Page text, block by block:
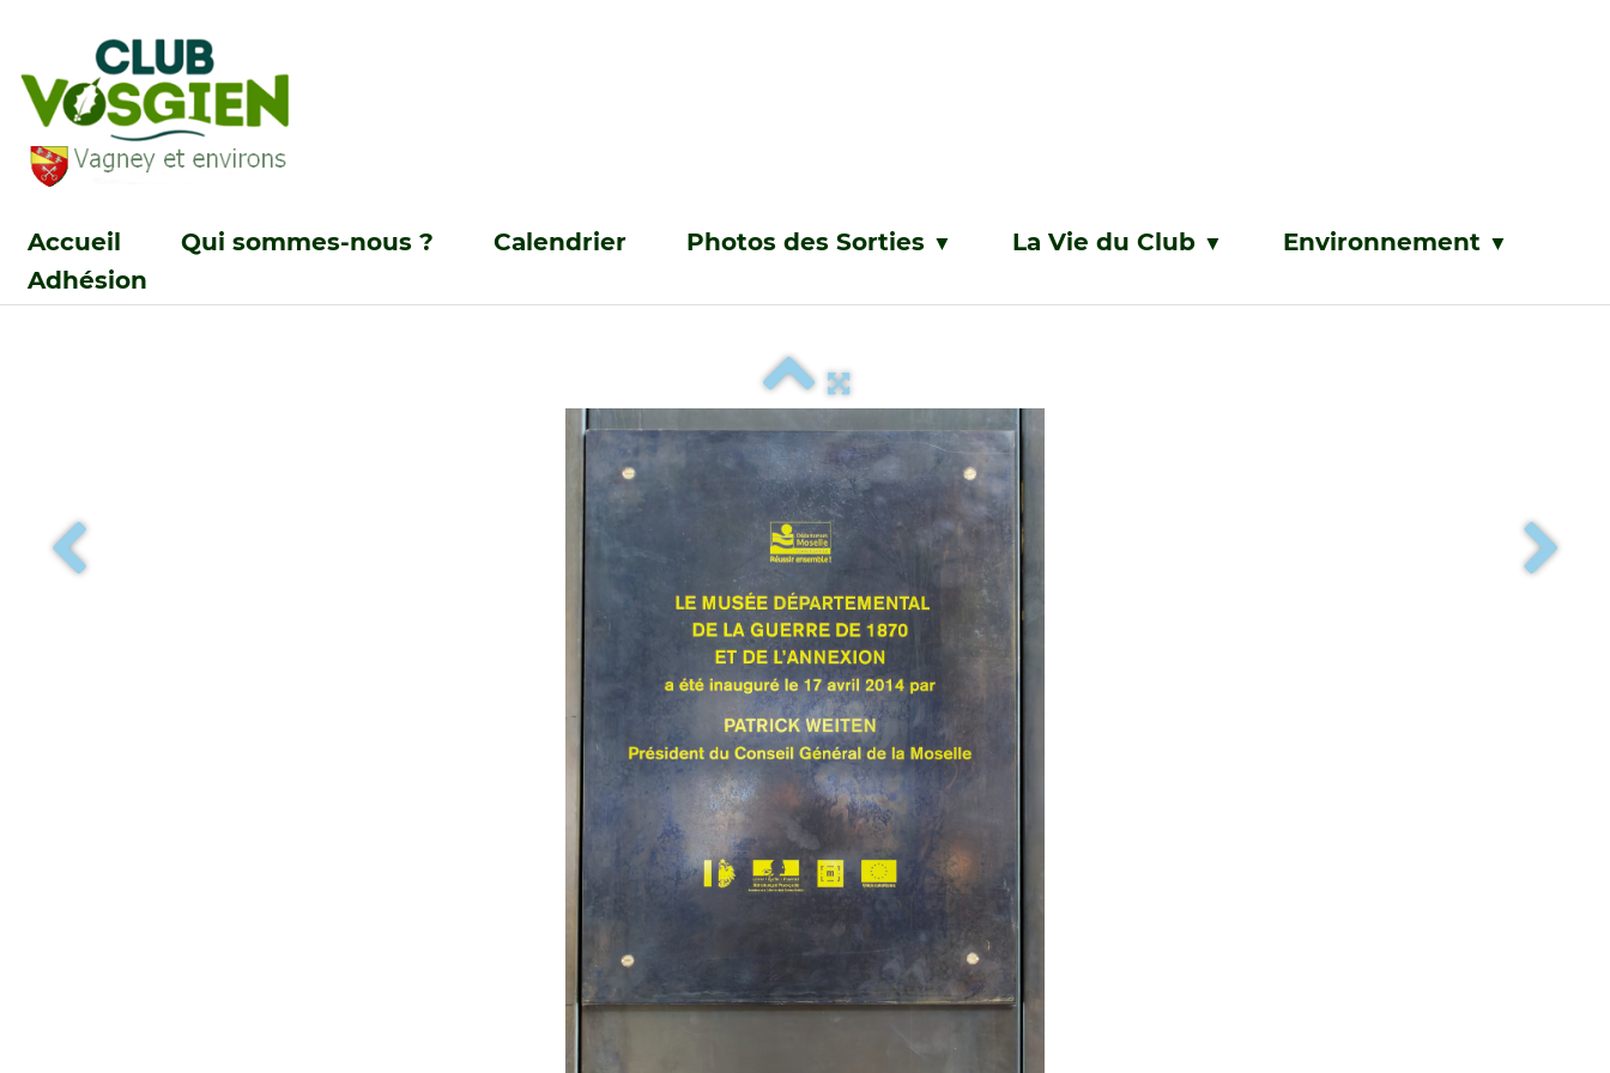
Accueil Qui sommes-nous ? Calendrier Photos des Sorties ▼ La Vie du Club ▼ Environnement ▼
Adhésion